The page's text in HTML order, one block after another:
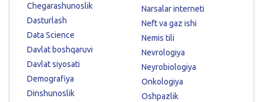
Chegarashunoslik
Dasturlash
Data Science
Davlat boshqaruvi
Davlat siyosati
Demografiya
Dinshunoslik
Narsalar interneti
Neft va gaz ishi
Nemis tili
Nevrologiya
Neyrobiologiya
Onkologiya
Oshpazlik